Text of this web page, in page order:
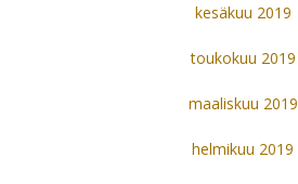
kesäkuu 2019
toukokuu 2019
maaliskuu 2019
helmikuu 2019